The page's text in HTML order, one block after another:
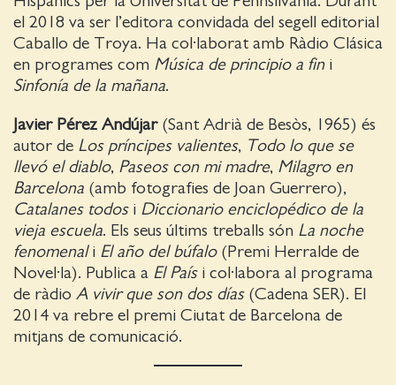
el 2018 va ser l’editora convidada del segell editorial
Caballo de Troya. Ha col·laborat amb Ràdio Clásica
en programes com Música de principio a fini
Sinfonía de la mañana.
Javier Pérez Andújar(Sant Adrià de Besòs, 1965) és
autor de Los príncipes valientes, Todo lo que se
llevó el diablo, Paseos con mi madre, Milagro en
Barcelona (amb fotografies de Joan Guerrero),
Catalanes todosi Diccionario enciclopédico de la
vieja escuela. Els seus últims treballs són La noche
fenomenali El año del búfalo(Premi Herralde de
Novel·la). Publica a El Paísi col·labora al programa
de ràdio A vivir que son dos días(Cadena SER). El
2014 va rebre el premi Ciutat de Barcelona de
mitjans de comunicació.